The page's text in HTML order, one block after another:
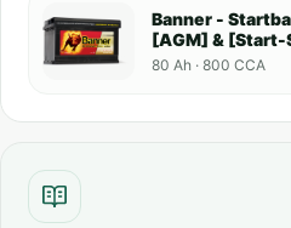
Banner -
[AGM] & [Start-
80 Ah · 800 CCA